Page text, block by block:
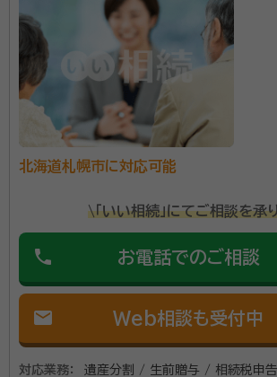
北海道札幌市に対応可能
\「いい相続」にてご相談を承
phone お電話でのご相談
mail Web相談も受付中
対応業務： 遺産分割 / 生前贈与 / 相続税申